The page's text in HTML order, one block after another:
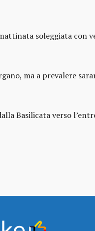
soleggiata con
ma a prevalere
Basilicata verso